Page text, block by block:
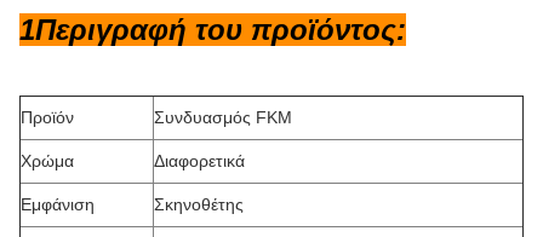
1Περιγραφή του προϊόντος:
Προϊόν Συνδυασμός FKM
Χρώμα Διαφορετικά
Εμφάνιση Σκηνοθέτης